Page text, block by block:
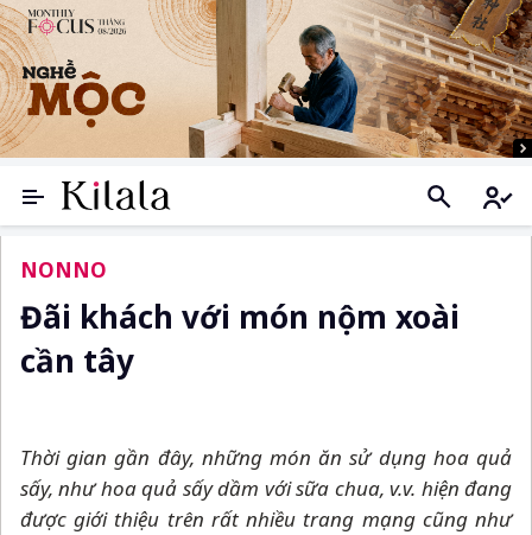
NONNO
Đãi khách với món nộm xoài
cần tây
Thời gian gần đây, những món ăn sử dụng hoa quả
sấy, như hoa quả sấy dầm với sữa chua, v.v. hiện đang
được giới thiệu trên rất nhiều trang mạng cũng như